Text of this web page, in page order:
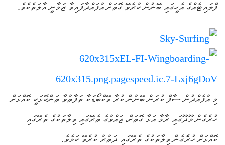
ފްލައިޓެއްގެ އެހީގައި ބޭނުން ކުރެވޭ ގޮތަށް އުފައްދާފައިވާ ޒަމާނީ އާލަތެކެވެ.
މި އުފެއްދުން ސާފް ކުރަން ބޭނުން ކުރާ ވޭކްބޯޑަކާ ތަފާތުވާ ތަންކޮޅަކީ ކޮއްޅަށް
ހުރެގެން މޫދޫގައި ރާޅާ އަޅާ ގޮތަށް، ޖައްވުގެ ތެރޭގައި ވިލާތަކުގެ ތެރޭގައި
ކޮއްޅަށް ހުރެެގެން ވިލާތަކުގެ ތެރޭގައި ދަތުރު ކުރެވޭ ކަމެވެ.